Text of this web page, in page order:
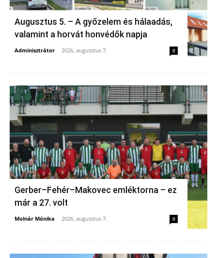
Augusztus 5. – A győzelem és hálaadás,
valamint a horvát honvédők napja
Adminisztrátor - 2026, augusztus 7. 0
Gerber–Fehér–Makovec emléktorna – ez
már a 27. volt
Molnár Mónika - 2026, augusztus 7. 0